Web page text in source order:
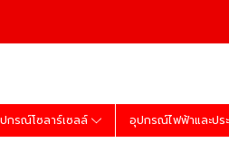
กรณ์โซลาร์เซลล์ อุปกรณ์ไฟฟ้าและปร